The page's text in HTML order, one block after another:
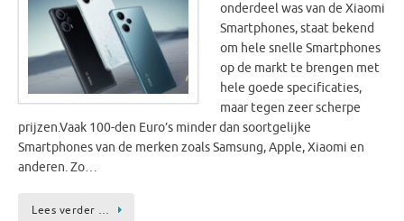
onderdeel was van de Xiaomi
Smartphones, staat bekend
om hele snelle Smartphones
op de markt te brengen met
hele goede specificaties,
maar tegen zeer scherpe
prijzen.Vaak 100-den Euro’s minder dan soortgelijke
Smartphones van de merken zoals Samsung, Apple, Xiaomi en
anderen. Zo…
Lees verder …